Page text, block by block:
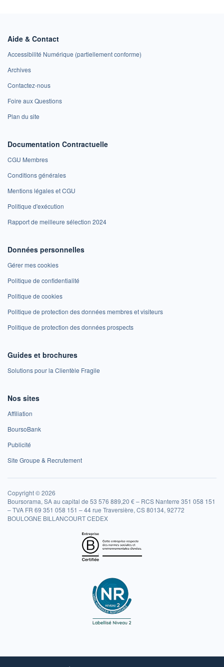
Aide & Contact
Accessibilité Numérique (partiellement conforme)
Archives
Contactez-nous
Foire aux Questions
Plan du site
Documentation Contractuelle
CGU Membres
Conditions générales
Mentions légales et CGU
Politique d'exécution
Rapport de meilleure sélection 2024
Données personnelles
Gérer mes cookies
Politique de confidentialité
Politique de cookies
Politique de protection des données membres et visiteurs
Politique de protection des données prospects
Guides et brochures
Solutions pour la Clientèle Fragile
Nos sites
Affiliation
BoursoBank
Publicité
Site Groupe & Recrutement
Copyright © 2026
Boursorama, SA au capital de 53 576 889,20 € – RCS Nanterre 351 058 151
– TVA FR 69 351 058 151 – 44 rue Traversière, CS 80134, 92772
BOULOGNE BILLANCOURT CEDEX